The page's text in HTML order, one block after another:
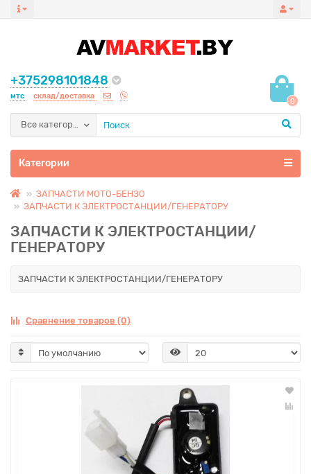
+375298101848
мтс склад/доставка
0
Все категории
Категории
ЗАПЧАСТИ МОТО-БЕНЗО
ЗАПЧАСТИ К ЭЛЕКТРОСТАНЦИИ/ГЕНЕРАТОРУ
ЗАПЧАСТИ К ЭЛЕКТРОСТАНЦИИ/
ГЕНЕРАТОРУ
ЗАПЧАСТИ К ЭЛЕКТРОСТАНЦИИ/ГЕНЕРАТОРУ
Сравнение товаров (0)